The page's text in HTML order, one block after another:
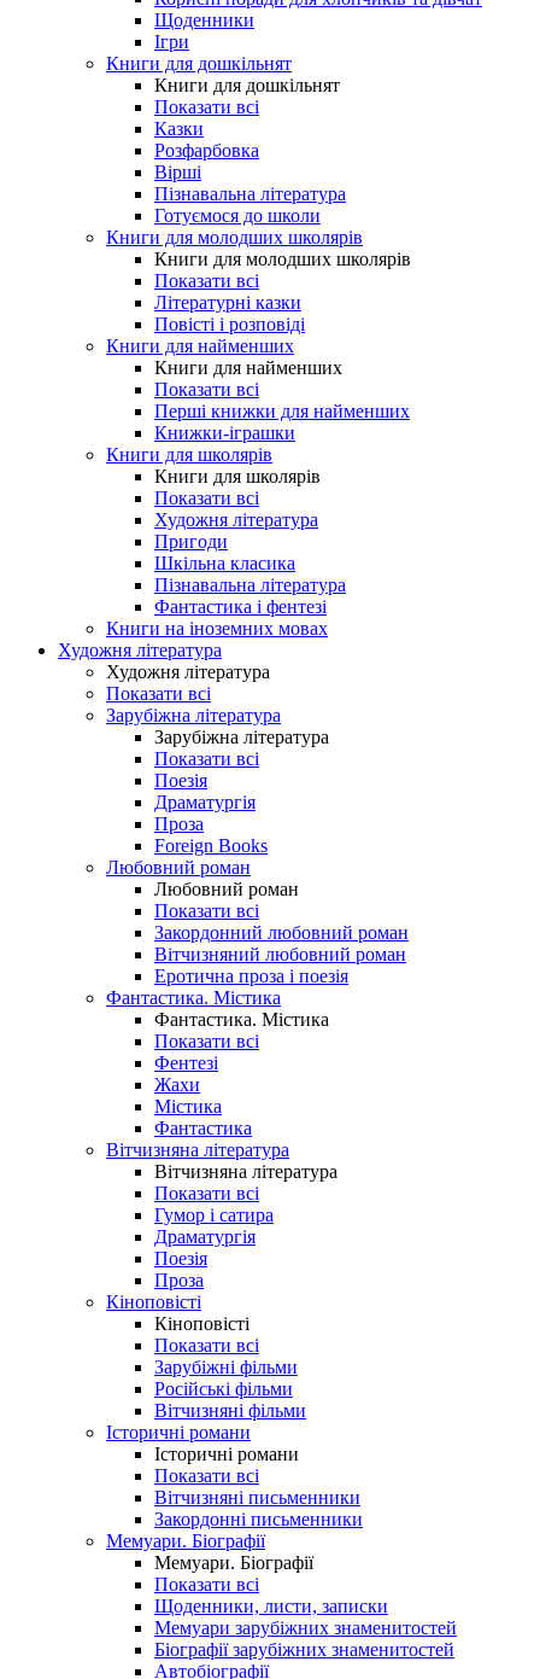
Щоденники
Ігри
Книги для дошкільнят
Книги для дошкільнят
Показати всі
Казки
Розфарбовка
Вірші
Пізнавальна література
Готуємося до школи
Книги для молодших школярів
Книги для молодших школярів
Показати всі
Літературні казки
Повісті і розповіді
Книги для найменших
Книги для найменших
Показати всі
Перші книжки для найменших
Книжки-іграшки
Книги для школярів
Книги для школярів
Показати всі
Художня література
Пригоди
Шкільна класика
Пізнавальна література
Фантастика і фентезі
Книги на іноземних мовах
Художня література
Художня література
Показати всі
Зарубіжна література
Зарубіжна література
Показати всі
Поезія
Драматургія
Проза
Foreign Books
Любовний роман
Любовний роман
Показати всі
Закордонний любовний роман
Вітчизняний любовний роман
Еротична проза і поезія
Фантастика. Містика
Фантастика. Містика
Показати всі
Фентезі
Жахи
Містика
Фантастика
Вітчизняна література
Вітчизняна література
Показати всі
Гумор і сатира
Драматургія
Поезія
Проза
Кіноповісті
Кіноповісті
Показати всі
Зарубіжні фільми
Російські фільми
Вітчизняні фільми
Історичні романи
Історичні романи
Показати всі
Вітчизняні письменники
Закордонні письменники
Мемуари. Біографії
Мемуари. Біографії
Показати всі
Щоденники, листи, записки
Мемуари зарубіжних знаменитостей
Біографії зарубіжних знаменитостей
Автобіографії